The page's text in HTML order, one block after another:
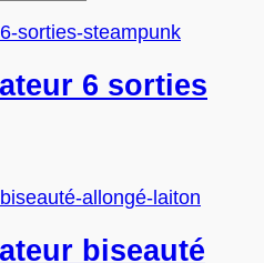
au
ancien
6 sorties
biseauté